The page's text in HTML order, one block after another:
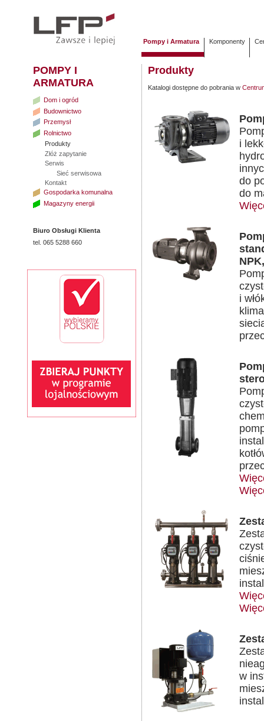
Pompy i Armatura Komponenty
Produkty
Katalogi dostępne do pobrania w
i
do
do
i
w
POMPY I
ARMATURA
Dom i ogród
Budownictwo
Przemysł
Rolnictwo
Produkty
Złóż zapytanie
Serwis
Sieć serwisowa
Kontakt
Gospodarka komunalna
Magazyny energii
Biuro Obsługi Klienta
tel. 065 5288 660